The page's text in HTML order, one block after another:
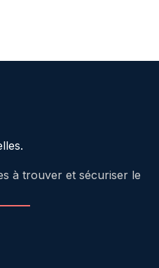
à trouver et sécuriser le